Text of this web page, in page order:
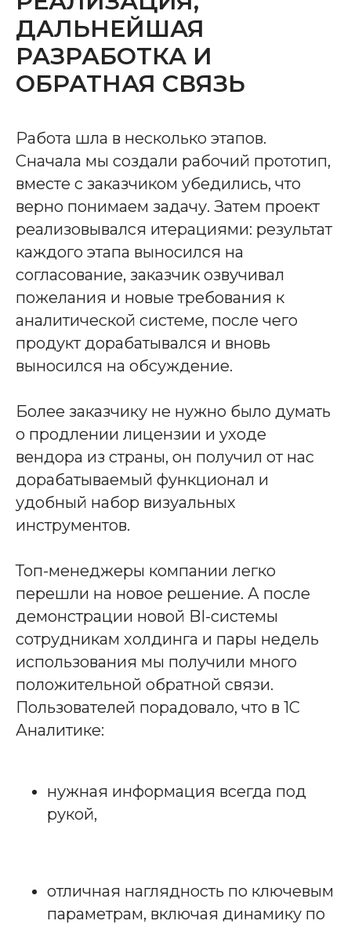
ДАЛЬНЕЙШАЯ
РАЗРАБОТКА И
ОБРАТНАЯ СВЯЗЬ
Работа шла в несколько этапов.
Сначала мы создали рабочий прототип,
вместе с заказчиком убедились, что
верно понимаем задачу. Затем проект
реализовывался итерациями: результат
каждого этапа выносился на
согласование, заказчик озвучивал
пожелания и новые требования к
аналитической системе, после чего
продукт дорабатывался и вновь
выносился на обсуждение.
Более заказчику не нужно было думать
о продлении лицензии и уходе
вендора из страны, он получил от нас
дорабатываемый функционал и
удобный набор визуальных
инструментов.
Топ-менеджеры компании легко
перешли на новое решение. А после
демонстрации новой BI-системы
сотрудникам холдинга и пары недель
использования мы получили много
положительной обратной связи.
Пользователей порадовало, что в 1С
Аналитике:
нужная информация всегда под
рукой,
отличная наглядность по ключевым
параметрам, включая динамику по